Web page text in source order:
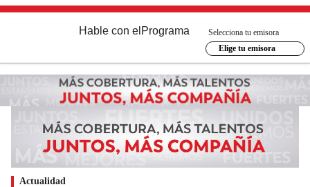
Hable con el Programa
Selecciona tu emisora
Elige tu emisora
Actualidad